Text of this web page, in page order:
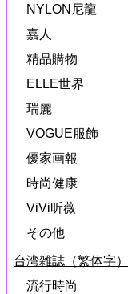
NYLON尼龍
嘉人
精品購物
ELLE世界
瑞麗
VOGUE服飾
優家画報
時尚健康
ViVi昕薇
その他
台湾雑誌（繁体字）
流行時尚